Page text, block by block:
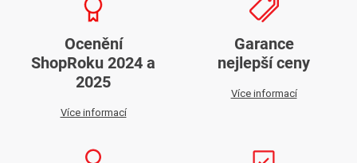
Ocenění
ShopRoku 2024 a
2025
Více informací
Garance
nejlepší ceny
Více informací